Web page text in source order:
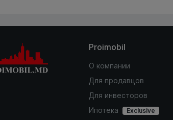
Proimobil
О компании
Для продавцов
Для инвесторов
Ипотека
Exclusive